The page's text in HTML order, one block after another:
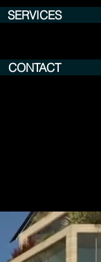
CONTACT
SERVICES